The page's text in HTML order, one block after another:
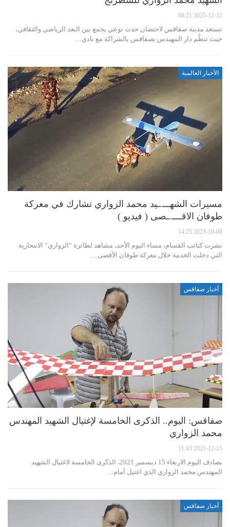
2025-12-12 08:21
تستعد مدينة صفاقس لاحتضان حدث نوعي يجمع بين البعد الرياضي والثقافي،
حيث تنظّم دار المهندس بصفاقس بالشراكة مع نادي…
الأخبار العالمية
مسيرات الشهـــ.ـيد محمد الزواري تشارك في معركة
طوفان الاقــــ.ـصى ( فيديو )
2023-10-08 14:25
نشرت كتائب القسام، مساء اليوم الأحد، مشاهد لطائرة “الزواري” الانتحارية
التي دخلت الخدمة خلال معركة طوفان الأقصى.…
أخبار صفاقس
صفاقس: اليوم.. الذكرى الخامسة لإغتيال الشهيد المهندس
محمد الزواري
2021-12-15 11:43
يصادف اليوم الاربعاء 15 ديسمبر 2021، الذكرى الخامسة لاغتيال الشهيد
المهندس محمد الزواري الذي اغتيل أمام…
أخبار صفاقس